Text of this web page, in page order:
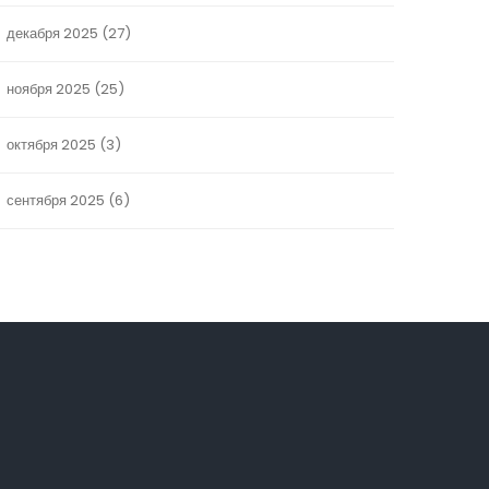
декабря 2025 (27)
ноября 2025 (25)
октября 2025 (3)
сентября 2025 (6)